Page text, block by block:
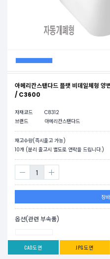
아메리칸스탠다드 플랫 비데일체형
/ C3600
자재코드
C8312
브랜드
아메리칸스탠다드
재고수량(즉시출고 가능)
10개 (분리 출고시 별도로 연락을 드립니다.)
장
옵션(관련 부속품)
CAD도면 JPG도면